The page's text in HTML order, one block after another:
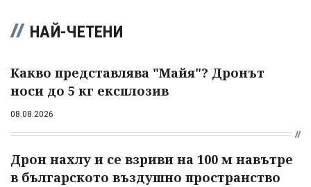
НАЙ-ЧЕТЕНИ
Какво представлява "Майя"? Дронът
носи до 5 кг експлозив
08.08.2026
Дрон нахлу и се взриви на 100 м навътре
в българското въздушно пространство